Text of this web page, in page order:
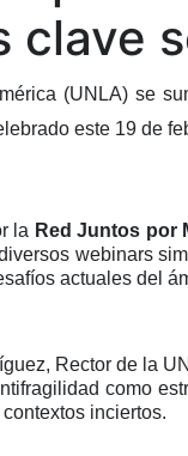
clave
(UNLA) se
este 19 de
la Red Juntos por
webinars
actuales del
Rector de la
como
inciertos.